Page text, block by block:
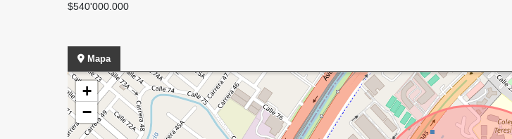
$540'000.000
Mapa
+
−